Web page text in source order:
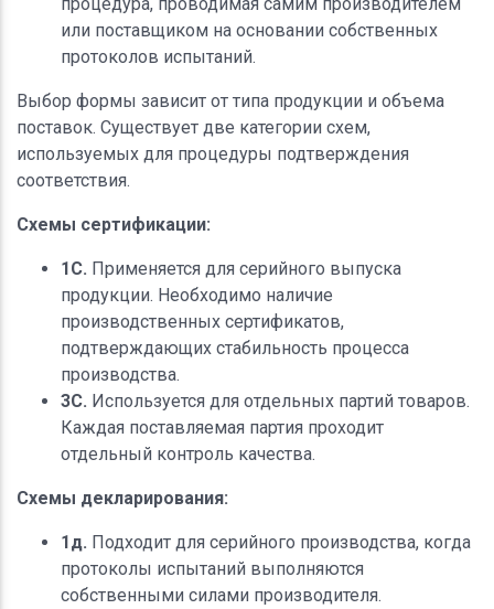
или поставщиком на основании собственных
протоколов испытаний.
Выбор формы зависит от типа продукции и объема
поставок. Существует две категории схем,
используемых для процедуры подтверждения
соответствия.
Схемы сертификации:
1С. Применяется для серийного выпуска
продукции. Необходимо наличие
производственных сертификатов,
подтверждающих стабильность процесса
производства.
3С. Используется для отдельных партий товаров.
Каждая поставляемая партия проходит
отдельный контроль качества.
Схемы декларирования:
1д. Подходит для серийного производства, когда
протоколы испытаний выполняются
собственными силами производителя.